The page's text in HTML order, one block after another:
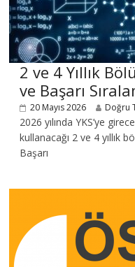
2 ve 4 Yıllık
ve Başarı
20 Mayıs 2026 Doğru
2026 yılında YKS’ye
kullanacağı 2 ve 4 yıllık
Başarı